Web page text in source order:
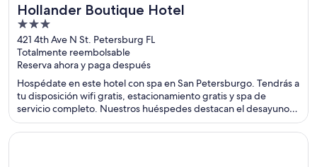
Hollander Boutique Hotel
3
out
of
5
421 4th Ave N St. Petersburg FL
Totalmente reembolsable
Reserva ahora y paga después
Hospédate en este hotel con spa en San Petersburgo. Tendrás a
tu disposición wifi gratis, estacionamiento gratis y spa de
servicio completo. Nuestros huéspedes destacan el desayuno y
la alberca en sus opiniones. Estarás muy cerca de atracciones
como Tampa y Salvador Dali Museum.
Se abrirá en una nueva ventana
Pod 39